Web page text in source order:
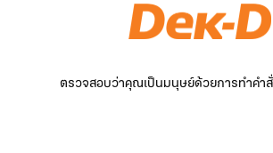
ตรวจสอบว่าคุณเป็นมนุษย์ด้วยการทำคำสั่